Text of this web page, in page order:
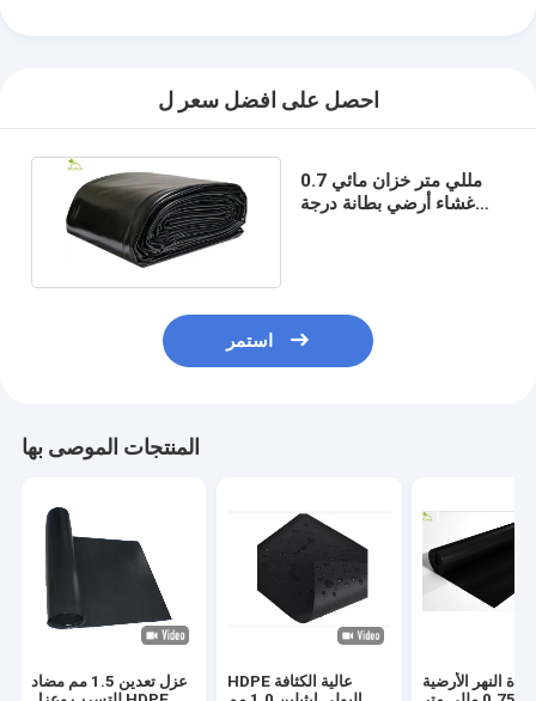
احصل على افضل سعر ل
0.7 مللي متر خزان مائي
غشاء أرضي بطانة درجة
استمر
المنتجات الموصى بها
عزل تعدين 1.5 مم مضاد
HDPE عالية الكثافة
النهر الأرضية